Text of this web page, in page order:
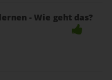
- Wie geht das?